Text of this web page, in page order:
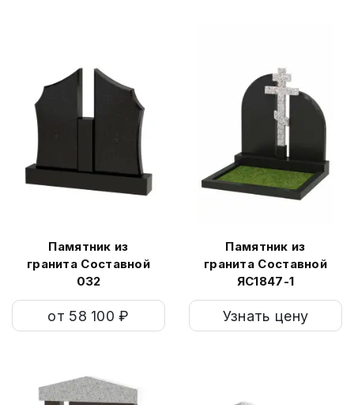
Памятник из
гранита Составной
032
от 58 100 ₽
Памятник из
гранита Составной
ЯС1847-1
Узнать цену